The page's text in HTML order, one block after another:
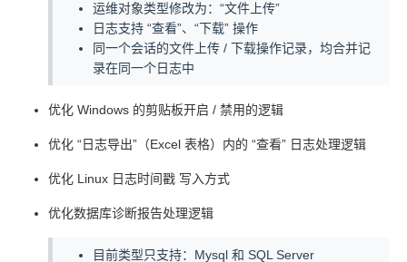
运维对象类型修改为：“文件上传”
日志支持 “查看”、“下载” 操作
同一个会话的文件上传 / 下载操作记录，均合并记
录在同一个日志中
优化 Windows 的剪贴板开启 / 禁用的逻辑
优化 “日志导出”（Excel 表格）内的 “查看” 日志处理逻辑
优化 Linux 日志时间戳 写入方式
优化数据库诊断报告处理逻辑
目前类型只支持：Mysql 和 SQL Server